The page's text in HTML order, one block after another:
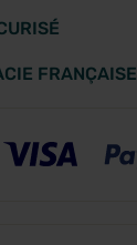
FRANÇAISE